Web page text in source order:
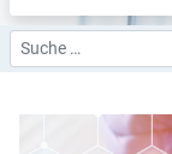
Suchen